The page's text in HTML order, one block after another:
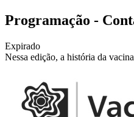
Programação -
Expirado
Nessa edição, a história da